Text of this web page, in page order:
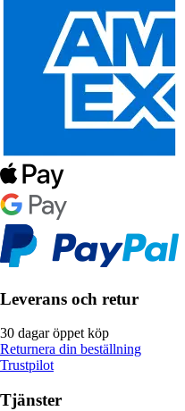
Leverans och retur
30 dagar öppet köp
Returnera din beställning
Trustpilot
Tjänster